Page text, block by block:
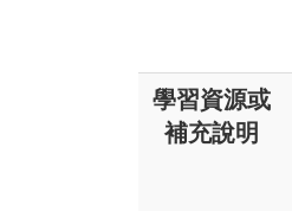
學習資源或
補充說明